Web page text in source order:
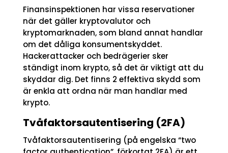
Finansinspektionen har vissa reservationer
när det gäller kryptovalutor och
kryptomarknaden, som bland annat handlar
om det dåliga konsumentskyddet.
Hackerattacker och bedrägerier sker
ständigt inom krypto, så det är viktigt att du
skyddar dig. Det finns 2 effektiva skydd som
är enkla att ordna när man handlar med
krypto.
Tvåfaktorsautentisering (2FA)
Tvåfaktorsautentisering (på engelska “two